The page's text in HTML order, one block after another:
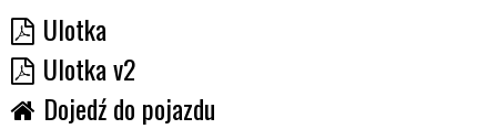
Ulotka
Ulotka v2
Dojedź do pojazdu